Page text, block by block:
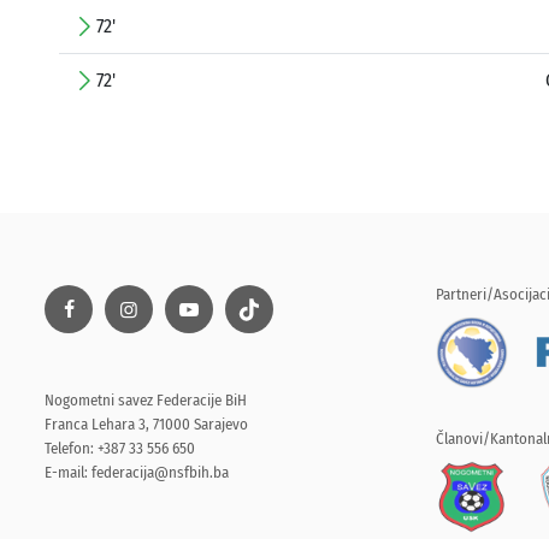
72'
72'
Nogometni savez Federacije BiH
Franca Lehara 3, 71000 Sarajevo
Telefon: +387 33 556 650
E-mail: federacija@nsfbih.ba
Partneri/
Članovi/